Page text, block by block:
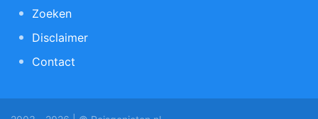
Zoeken
Disclaimer
Contact